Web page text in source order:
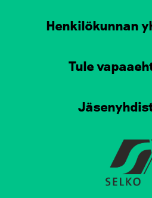
Henkilökunnan
Tule